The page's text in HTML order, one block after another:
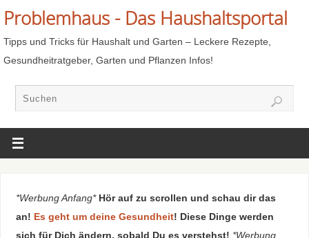
Problemhaus - Das Haushaltsportal
Tipps und Tricks für Haushalt und Garten – Leckere Rezepte,
Gesundheitratgeber, Garten und Pflanzen Infos!
*Werbung Anfang* Hör auf zu scrollen und schau dir das
an! Es geht um deine Gesundheit! Diese Dinge werden
sich für Dich ändern, sobald Du es verstehst! *Werbung